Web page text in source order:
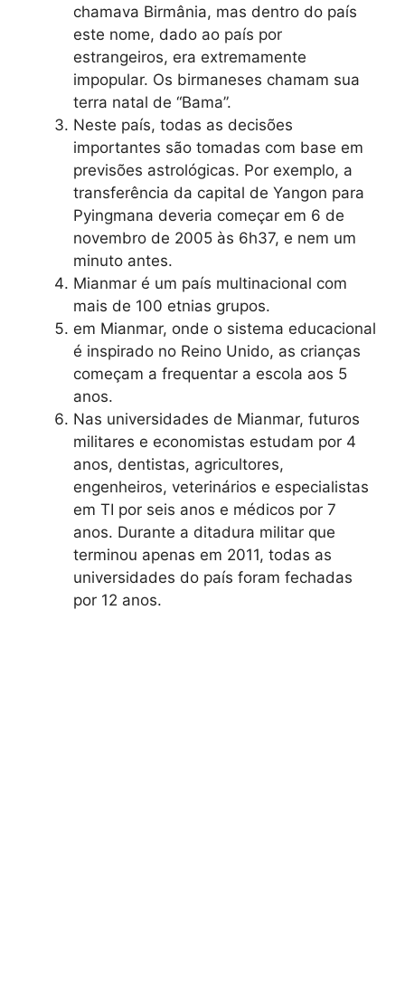
chamava Birmânia, mas dentro do país
este nome, dado ao país por
estrangeiros, era extremamente
impopular. Os birmaneses chamam sua
terra natal de “Bama”.
Neste país, todas as decisões
importantes são tomadas com base em
previsões astrológicas. Por exemplo, a
transferência da capital de Yangon para
Pyingmana deveria começar em 6 de
novembro de 2005 às 6h37, e nem um
minuto antes.
Mianmar é um país multinacional com
mais de 100 etnias grupos.
em Mianmar, onde o sistema educacional
é inspirado no Reino Unido, as crianças
começam a frequentar a escola aos 5
anos.
Nas universidades de Mianmar, futuros
militares e economistas estudam por 4
anos, dentistas, agricultores,
engenheiros, veterinários e especialistas
em TI por seis anos e médicos por 7
anos. Durante a ditadura militar que
terminou apenas em 2011, todas as
universidades do país foram fechadas
por 12 anos.